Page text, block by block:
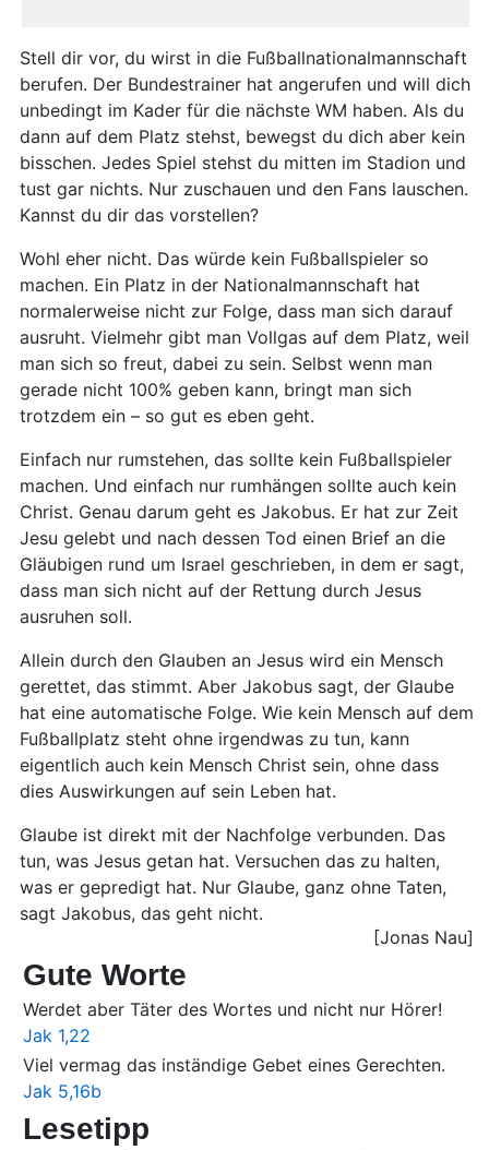
Stell dir vor, du wirst in die Fußballnationalmannschaft
berufen. Der Bundestrainer hat angerufen und will dich
unbedingt im Kader für die nächste WM haben. Als du
dann auf dem Platz stehst, bewegst du dich aber kein
bisschen. Jedes Spiel stehst du mitten im Stadion und
tust gar nichts. Nur zuschauen und den Fans lauschen.
Kannst du dir das vorstellen?
Wohl eher nicht. Das würde kein Fußballspieler so
machen. Ein Platz in der Nationalmannschaft hat
normalerweise nicht zur Folge, dass man sich darauf
ausruht. Vielmehr gibt man Vollgas auf dem Platz, weil
man sich so freut, dabei zu sein. Selbst wenn man
gerade nicht 100% geben kann, bringt man sich
trotzdem ein – so gut es eben geht.
Einfach nur rumstehen, das sollte kein Fußballspieler
machen. Und einfach nur rumhängen sollte auch kein
Christ. Genau darum geht es Jakobus. Er hat zur Zeit
Jesu gelebt und nach dessen Tod einen Brief an die
Gläubigen rund um Israel geschrieben, in dem er sagt,
dass man sich nicht auf der Rettung durch Jesus
ausruhen soll.
Allein durch den Glauben an Jesus wird ein Mensch
gerettet, das stimmt. Aber Jakobus sagt, der Glaube
hat eine automatische Folge. Wie kein Mensch auf dem
Fußballplatz steht ohne irgendwas zu tun, kann
eigentlich auch kein Mensch Christ sein, ohne dass
dies Auswirkungen auf sein Leben hat.
Glaube ist direkt mit der Nachfolge verbunden. Das
tun, was Jesus getan hat. Versuchen das zu halten,
was er gepredigt hat. Nur Glaube, ganz ohne Taten,
sagt Jakobus, das geht nicht.
[Jonas Nau]
Gute Worte
Werdet aber Täter des Wortes und nicht nur Hörer!
Jak 1,22
Viel vermag das inständige Gebet eines Gerechten.
Jak 5,16b
Lesetipp